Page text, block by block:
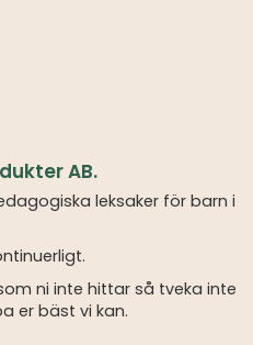
AB.
leksaker för barn i
ni inte hittar så tveka inte
er bäst vi kan.